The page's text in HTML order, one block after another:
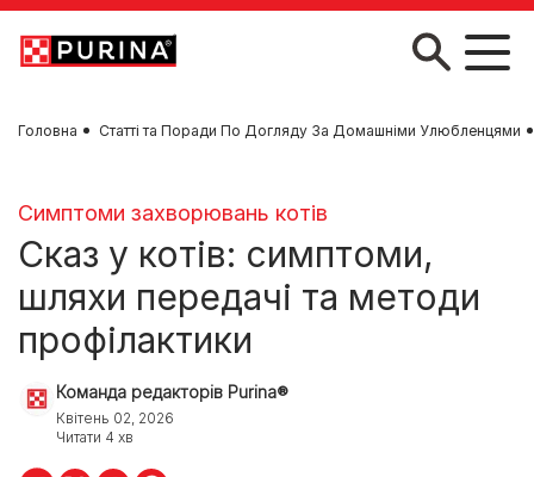
Skip to main content
Головна Статті та Поради По Догляду За Домашніми Улюбленцями
Симптоми захворювань котів
Сказ у котів: симптоми,
шляхи передачі та методи
профілактики
Команда редакторів Purina®
Квітень 02, 2026
Читати 4 хв